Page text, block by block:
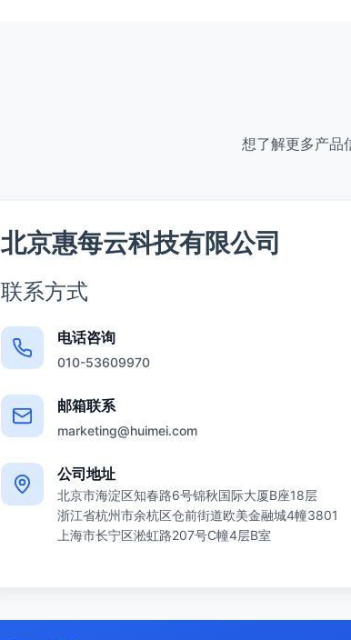
想了解更多产品
北京惠每云科技有限公司
联系方式
电话咨询
010-53609970
邮箱联系
marketing@huimei.com
公司地址
北京市海淀区知春路6号锦秋国际大厦B座18层
浙江省杭州市余杭区仓前街道欧美金融城4幢3801
上海市长宁区淞虹路207号C幢4层B室